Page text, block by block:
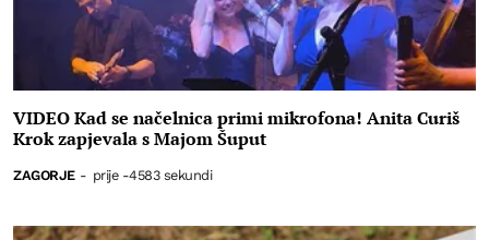
VIDEO Kad se načelnica primi mikrofona! Anita Curiš
Krok zapjevala s Majom Šuput
ZAGORJE - prije -4583 sekundi